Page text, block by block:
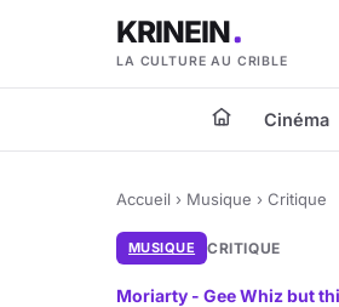
KRINEIN
LA CULTURE AU CRIBLE
Cinéma
Accueil › Musique › Critique
MUSIQUE CRITIQUE
Moriarty - Gee Whiz but